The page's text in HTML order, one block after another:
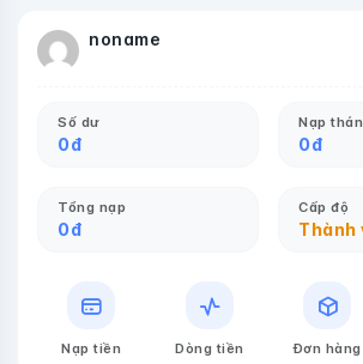
noname
Số dư
0đ
Nạp
0đ
Tổng nạp
0đ
Cấp độ
Thành
Nạp tiền Dòng tiền Đơn hàng